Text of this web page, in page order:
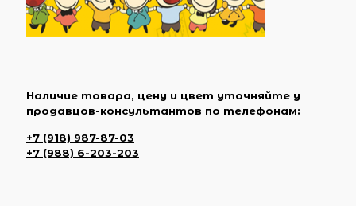
Наличие товара, цену и цвет уточняйте у
продавцов-консультантов по телефонам:
+7 (918) 987-87-03
+7 (988) 6-203-203